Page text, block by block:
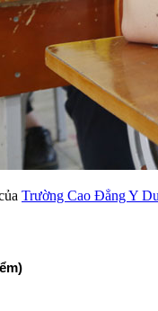
Trường Cao Đẳng Y